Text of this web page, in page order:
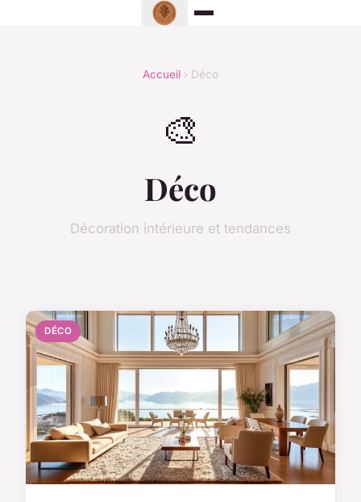
Accueil › Déco
🎨
Déco
Décoration intérieure et tendances
DÉCO